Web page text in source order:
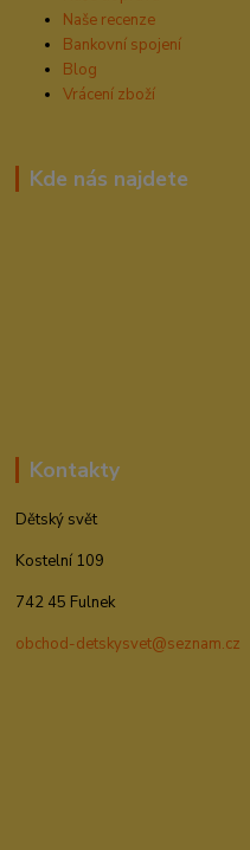
Naše recenze
Bankovní spojení
Blog
Vrácení zboží
Kde nás najdete
Kontakty
Dětský svět
Kostelní 109
742 45 Fulnek
obchod-detskysvet@seznam.cz